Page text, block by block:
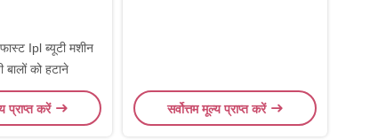
Ipl ब्यूटी मशीन
बालों को हटाने
प्राप्त करें सर्वोत्तम मूल्य प्राप्त करें